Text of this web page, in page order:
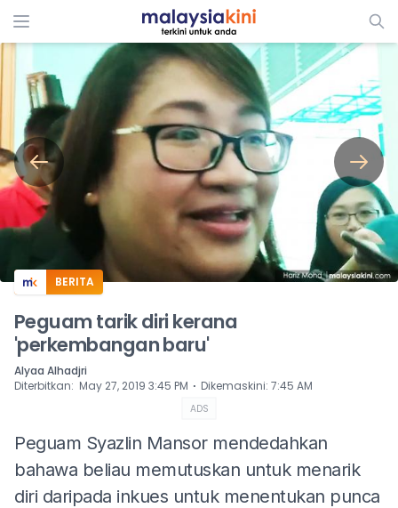
ADS
BERITA
Peguam tarik diri kerana
'perkembangan baru'
Alyaa Alhadjri
Diterbitkan: May 27, 2019 3:45 PM ⋅ Dikemaskini: 7:45 AM
ADS
Peguam Syazlin Mansor mendedahkan
bahawa beliau memutuskan untuk menarik
diri daripada inkues untuk menentukan punca